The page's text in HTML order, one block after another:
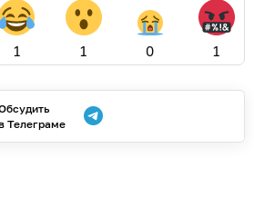
1 1 0 1
Телеграме